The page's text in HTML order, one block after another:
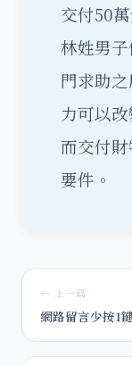
交付50
林姓男
門求助
力可以
而交付
要件。
← 上一篇
網路留言少按1